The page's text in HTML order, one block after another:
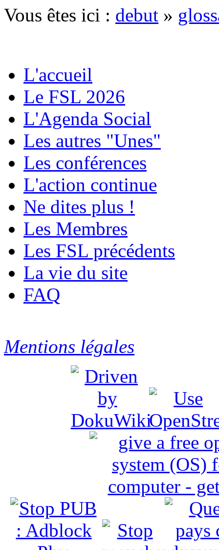
Vous êtes ici : debut »
L'accueil
Le FSL 2026
L'Agenda Social
Les autres "Unes"
Les conférences
L'action continue
Ne dites plus !
Les Membres
Les FSL précédents
La vie du site
FAQ
Mentions légales